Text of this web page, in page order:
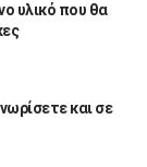
υλικό που θα
και σε